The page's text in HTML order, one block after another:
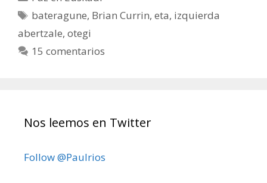
Etiquetas
bateragune, Brian Currin,eta, izquierda
abertzale, otegi
15 comentarios
Nos leemos en Twitter
Follow @Paulrios